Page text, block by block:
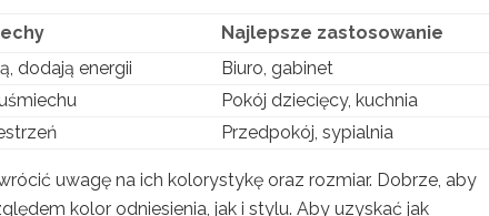
Najlepsze zastosowanie
dodają energii
Biuro, gabinet
Pokój dziecięcy, kuchnia
Przedpokój, sypialnia
uwagę na ich kolorystykę oraz rozmiar. Dobrze, aby
kolor odniesienia, jak i stylu. Aby uzyskać jak